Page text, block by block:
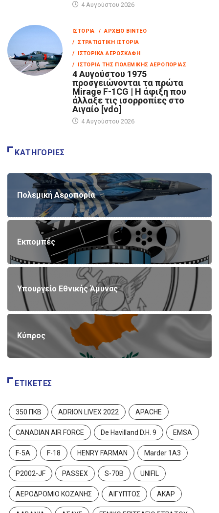
4 Αυγούστου 2026
ΙΣΤΟΡΊΑ
/ ΑΡΧΕΊΟ ΒΊΝΤΕΟ
/ ΣΤΡΑΤΙΩΤΙΚΉ ΙΣΤΟΡΊΑ
/ ΙΣΤΟΡΙΚΆ ΑΕΡΟΣΚΆΦΗ
/ ΙΣΤΟΡΊΑ ΤΗΣ ΠΟΛΕΜΙΚΉΣ ΑΕΡΟΠΟΡΊΑΣ
4 Αυγούστου 1975
προσγειώνονται τα πρώτα
Mirage F-1CG | Η άφιξη που
άλλαξε τις ισορροπίες στο
Αιγαίο [vdo]
4 Αυγούστου 2026
ΚΑΤΗΓΟΡΊΕΣ
Πολεμική Αεροπορία
Εκπομπές
Υπουργείο Εθνικής Άμυνας
Κύπρος
ΕΤΙΚΈΤΕΣ
350 ΠΚΒ ADRION LIVEX 2022 APACHE
CANADIAN AIR FORCE De Havilland D.H. 9 EMSA
F-5A F-18 HENRY FARMAN Marder 1A3
P2002-JF PASSEX S-70B UNIFIL
ΑΕΡΟΔΡΟΜΙΟ ΚΟΖΑΝΗΣ ΑΙΓΥΠΤΟΣ ΑΚΑΡ